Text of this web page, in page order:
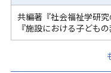
共編著『社会福祉学研
『施設における子ども